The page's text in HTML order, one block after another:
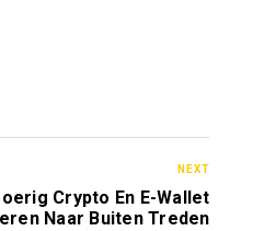
NEXT
Crypto En E-Wallet
Naar Buiten Treden